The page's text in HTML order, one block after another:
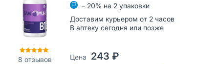
8 отзывов
– 20% на 2 упаковки
Доставим курьером от 2 часов
В аптеку сегодня или позже
Цена 243 ₽